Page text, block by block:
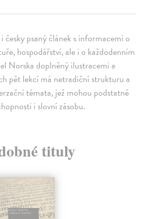
česky psaný článek s informacemi o
hospodářství, ale i o každodenním
Norska doplněný ilustracemi a
pět lekcí má netradiční strukturu a
témata, jež mohou podstatně
i slovní zásobu.
tituly